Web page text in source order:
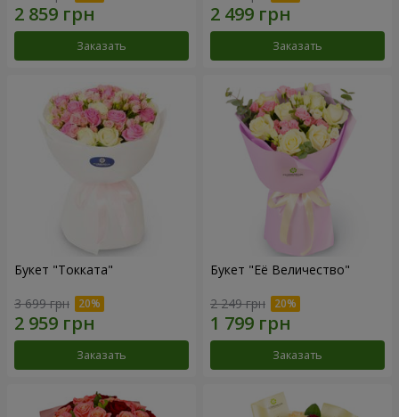
Заказать Заказать
Букет "Токката"
3 699 грн
Заказать
Букет "Её Величество"
2 249 грн
Заказать